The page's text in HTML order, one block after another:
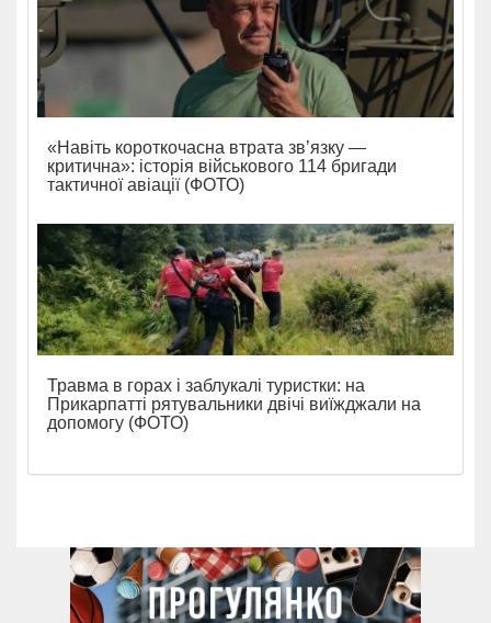
«Навіть короткочасна втрата зв’язку —
критична»: історія військового 114 бригади
тактичної авіації (ФОТО)
Травма в горах і заблукалі туристки: на
Прикарпатті рятувальники двічі виїжджали на
допомогу (ФОТО)